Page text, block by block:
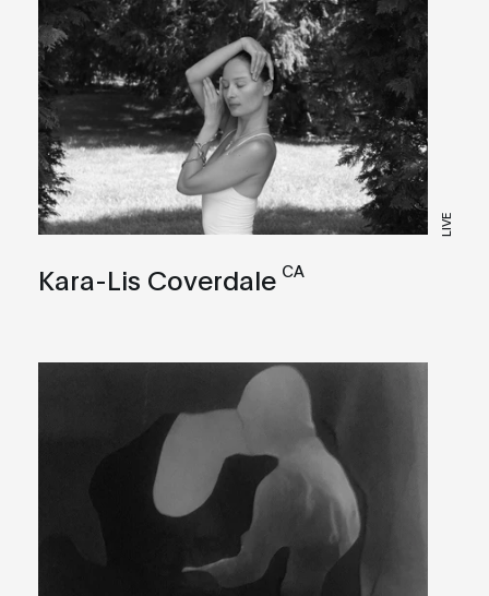
LIVE
Kara-Lis Coverdale CA